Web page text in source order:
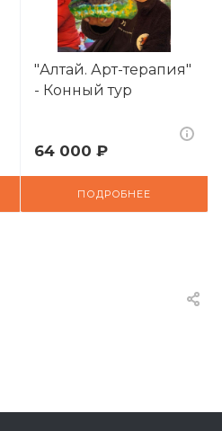
"Алтай. Арт-терапия"
- Конный тур
64 000 ₽
ПОДРОБНЕЕ